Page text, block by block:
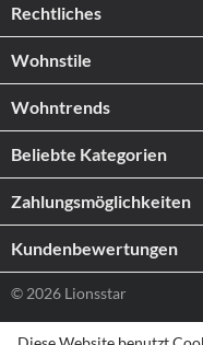
Rechtliches
Wohnstile
Wohntrends
Beliebte Kategorien
Zahlungs­möglichkeiten
Kundenbewertungen
© 2026 Lionsstar